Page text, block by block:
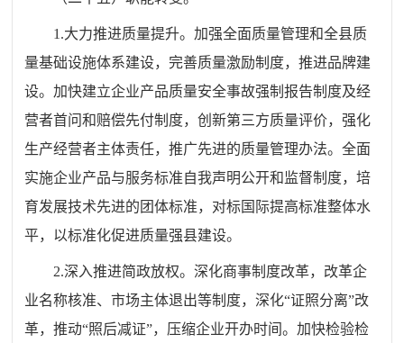
1.大力推进质量提升。加强全面质量管理和全县质
量基础设施体系建设，完善质量激励制度，推进品牌建
设。加快建立企业产品质量安全事故强制报告制度及经
营者首问和赔偿先付制度，创新第三方质量评价，强化
生产经营者主体责任，推广先进的质量管理办法。全面
实施企业产品与服务标准自我声明公开和监督制度，培
育发展技术先进的团体标准，对标国际提高标准整体水
平，以标准化促进质量强县建设。
2.深入推进简政放权。深化商事制度改革，改革企
业名称核准、市场主体退出等制度，深化“证照分离”改
革，推动“照后减证”，压缩企业开办时间。加快检验检